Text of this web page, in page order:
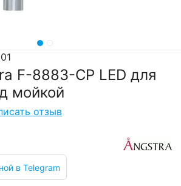
F-8883-CP LED для
мойкой
отзыв
в Telegram